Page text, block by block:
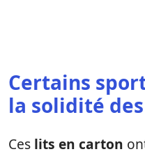
Certains
la solidité
Ces lits en carton